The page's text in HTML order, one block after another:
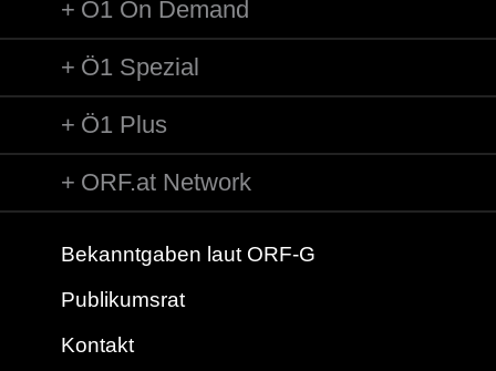
Ö1 On Demand
Ö1 Spezial
Ö1 Plus
ORF.at Network
Bekanntgaben laut ORF-G
Publikumsrat
Kontakt